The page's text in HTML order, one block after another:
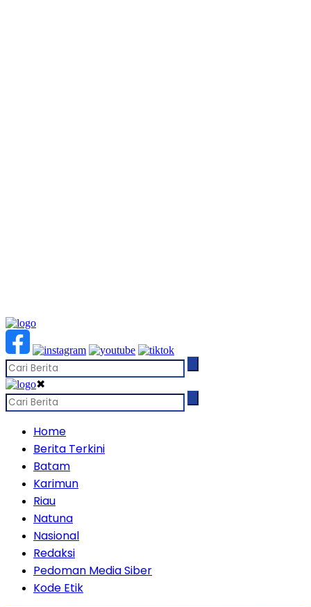
✖
Home
Berita Terkini
Batam
Karimun
Riau
Natuna
Nasional
Redaksi
Pedoman Media Siber
Kode Etik